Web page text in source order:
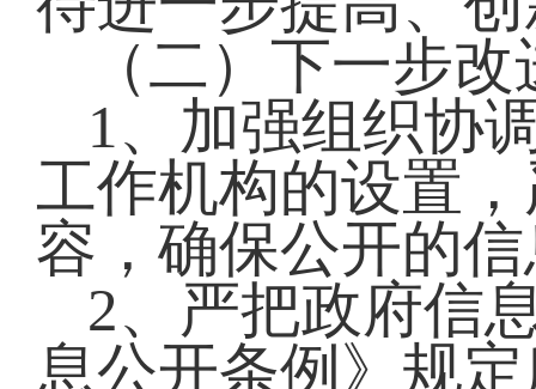
（二）下一步
1、加强组织协
工作机构的设置
容，确保公开的
2、严把政府信
息公开条例》规